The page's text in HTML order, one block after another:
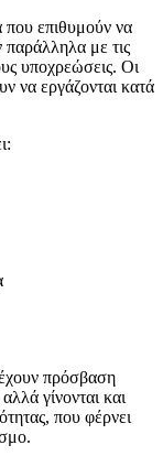
που επιθυμούν να
με τις
υποχρεώσεις. Οι
να εργάζονται κατά
πρόσβαση
γίνονται και
που φέρνει